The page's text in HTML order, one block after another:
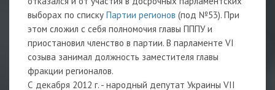
выборах по списку Партии регионов (под №53). При
этом сложил с себя полномочия главы ПППУ и
приостановил членство в партии. В парламенте VI
созыва занимал должность заместителя главы
фракции регионалов.
С декабря 2012 г. - народный депутат Украины VII